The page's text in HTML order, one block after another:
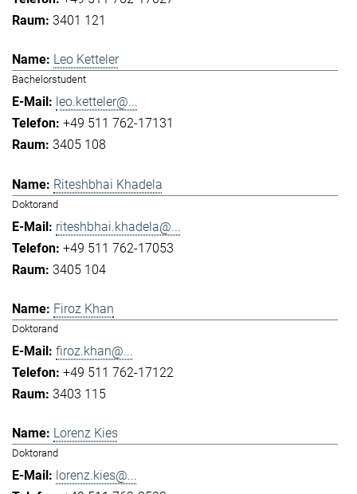
3401 121
Leo Ketteler
Bachelorstudent
leo.ketteler@...
+49 511 762-17131
3405 108
Riteshbhai Khadela
Doktorand
riteshbhai.khadela@...
+49 511 762-17053
3405 104
Firoz Khan
Doktorand
firoz.khan@...
+49 511 762-17122
3403 115
Lorenz Kies
Doktorand
lorenz.kies@...